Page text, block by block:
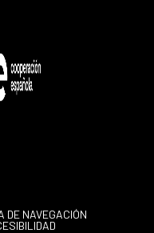
DE NAVEGACIÓN